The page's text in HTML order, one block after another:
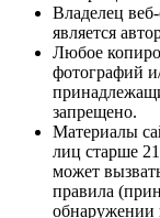
Владелец
является
Любое
фотографий
запрещено.
Материалы
лиц старше
может
правила
обнаружении